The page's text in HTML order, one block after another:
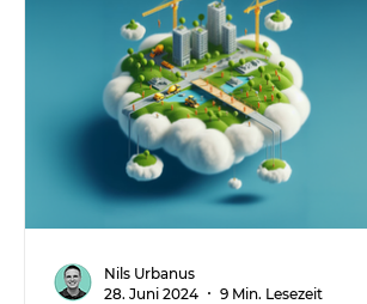
Nils Urbanus
28. Juni 2024
9 Min. Lesezeit